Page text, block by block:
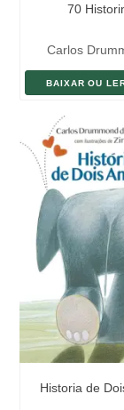
70
Carlos
BAIXAR OU
Historia de